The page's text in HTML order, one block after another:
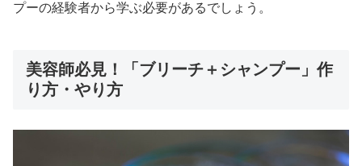
プーの経験者から学ぶ必要があるでしょう。
美容師必見！「ブリーチ＋シャンプー」作
り方・やり方